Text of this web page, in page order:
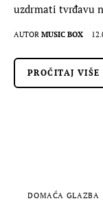
uzdrmati tvrđavu
AUTOR MUSIC BOX
PROČITAJ VIŠE
DOMAĆA GLAZBA